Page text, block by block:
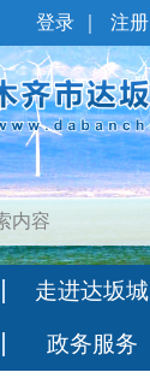
登录 注册
走进达坂城
政务服务